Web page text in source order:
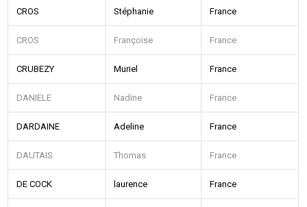
CROS Stéphanie France
CROS Françoise France
CRUBEZY Muriel France
DANIELE Nadine France
DARDAINE Adeline France
DAUTAIS Thomas France
DE COCK laurence France